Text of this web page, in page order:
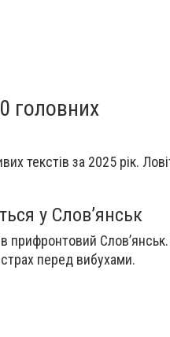
головних
текстів за 2025 рік.
у Слов’янськ
прифронтовий
перед вибухами.